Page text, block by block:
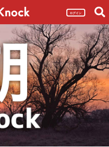
ログイン